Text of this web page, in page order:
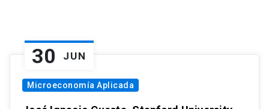
30 JUN
Microeconomía Aplicada